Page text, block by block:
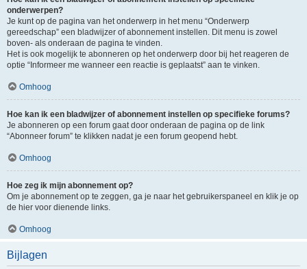
onderwerpen?
Je kunt op de pagina van het onderwerp in het menu “Onderwerp
gereedschap” een bladwijzer of abonnement instellen. Dit menu is zowel
boven- als onderaan de pagina te vinden.
Het is ook mogelijk te abonneren op het onderwerp door bij het reageren de
optie “Informeer me wanneer een reactie is geplaatst” aan te vinken.
Omhoog
Hoe kan ik een bladwijzer of abonnement instellen op specifieke forums?
Je abonneren op een forum gaat door onderaan de pagina op de link
“Abonneer forum” te klikken nadat je een forum geopend hebt.
Omhoog
Hoe zeg ik mijn abonnement op?
Om je abonnement op te zeggen, ga je naar het gebruikerspaneel en klik je op
de hier voor dienende links.
Omhoog
Bijlagen